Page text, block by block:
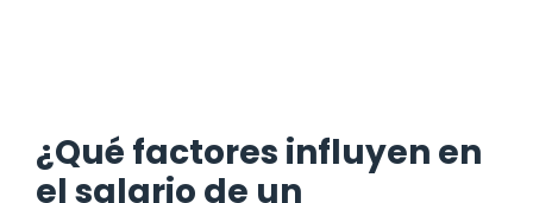
¿Qué factores influyen en
el salario de un